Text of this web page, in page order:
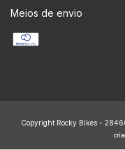
Meios de envio
Copyright Rocky Bikes -